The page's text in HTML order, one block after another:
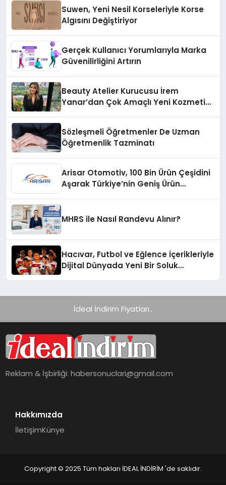
Suwen, Yeni Nesil Korseleriyle Korse
Algısını Değiştiriyor
Gerçek Kullanıcı Yorumlarıyla Marka
Güvenilirliğini Artırın
Beauty Atelier Kurucusu İrem
Yanar’dan Çok Amaçlı Yeni Kozmetik
Sözleşmeli Öğretmenler De Uzman
Öğretmenlik Tazminatı
Arisar Otomotiv, 100 Bin Ürün Çeşidini
Aşarak Türkiye’nin Geniş Ürün
MHRS ile Nasıl Randevu Alınır?
Hacıvar, Futbol ve Eğlence İçerikleriyle
Dijital Dünyada Yeni Bir Soluk
İdeal İndirim Fiyatları..
Reklam & İşbirliği:habersonuclari@gmail.com
Hakkımızda
İletişimKünye
Copyright © 2025 Tüm hakları İDEAL İNDİRİM 'de saklıdır.